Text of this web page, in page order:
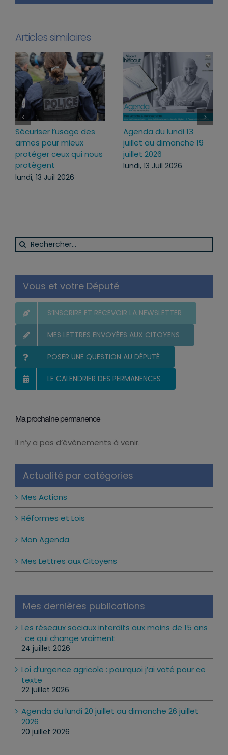
Articles similaires
Loi d’urgence agricole :
pourquoi j’ai voté pour
ce texte
mercredi, 22 Juil 2026
Projet de loi RIPOST :
des réponses fermes
face aux atteintes à
l’ordre public du
Rechercher:
Vous et votre Député
MES LETTRES ENVOYÉES AUX CITOYENS
LE CALENDRIER DES PERMANENCES
Actualité par catégories
Mes Actions
Réformes et Lois
Mon Agenda
Mes Lettres aux Citoyens
Mes dernières publications
Les réseaux sociaux interdits aux moins de 15 ans
: ce qui change vraiment
24 juillet 2026
Loi d’urgence agricole : pourquoi j’ai voté pour ce
texte
22 juillet 2026
Agenda du lundi 20 juillet au dimanche 26 juillet
2026
20 juillet 2026